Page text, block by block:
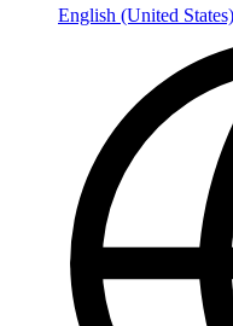
English (United States)